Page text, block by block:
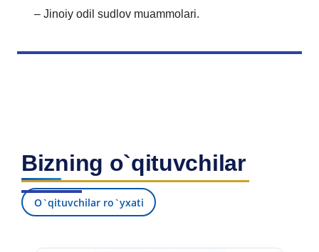
– Jinoiy odil sudlov muammolari.
Bizning o`qituvchilar
O`qituvchilar ro`yxati